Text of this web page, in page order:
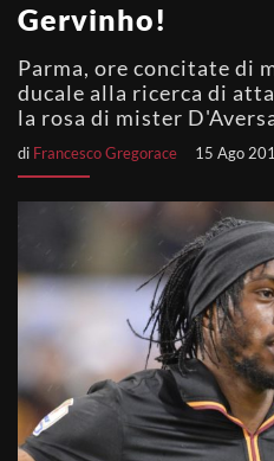
Gervinho!
Parma, ore concitate di
ducale alla ricerca di
la rosa di mister
di Francesco Gregorace 15 Ago